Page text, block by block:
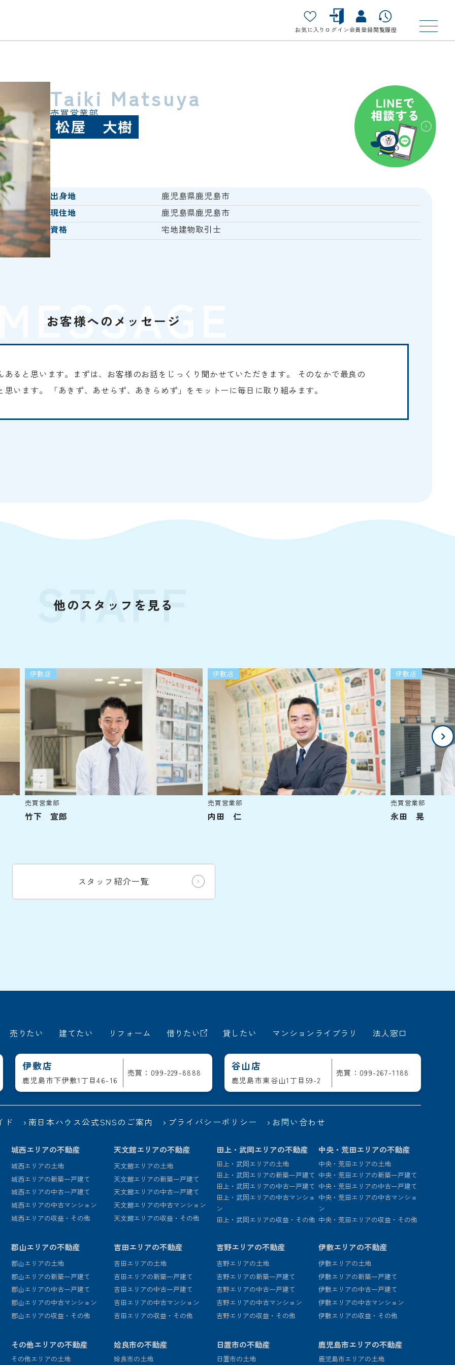
お気に入り ログイン会員登録閲覧履歴
Taiki Matsuya
売買営業部
松屋 大樹
出身地
鹿児島県鹿児島市
現住地
鹿児島県鹿児島市
資格
宅地建物取引士
お客様へのメッセージ
ると思います。まずは、お客様のお話をじっくり聞かせていただきます。 そのなかで最良の
います。 「あきず、あせらず、あきらめず」をモットーに毎日に取り組みます。
STAFF
他のスタッフを見る
伊敷店
売買営業部
竹下 宣郎
伊敷店
売買営業部
内田 仁
伊敷店
売買営業部
永田 晃
スタッフ紹介一覧
売りたい 建てたい リフォーム 借りたい 貸したい マンションライブラリ 法人窓口
伊敷店
鹿児島市下伊敷1丁目46-16
売買：099-229-8888
谷山店
鹿児島市東谷山1丁目59-2
売買：099-267-1188
ド 南日本ハウス公式SNSのご案内 プライバシーポリシー お問い合わせ
城西エリアの不動産
城西エリアの土地
城西エリアの新築一戸建て
城西エリアの中古一戸建て
城西エリアの中古マンション
城西エリアの収益・その他
天文館エリアの不動産
天文館エリアの土地
天文館エリアの新築一戸建て
天文館エリアの中古一戸建て
天文館エリアの中古マンション
天文館エリアの収益・その他
田上・武岡エリアの不動産
田上・武岡エリアの土地
田上・武岡エリアの新築一戸建て
田上・武岡エリアの中古一戸建て
田上・武岡エリアの中古マンショ
ン
田上・武岡エリアの収益・その他
中央・荒田エリアの不動産
中央・荒田エリアの土地
中央・荒田エリアの新築一戸建て
中央・荒田エリアの中古一戸建て
中央・荒田エリアの中古マンショ
ン
中央・荒田エリアの収益・その他
郡山エリアの不動産
郡山エリアの土地
郡山エリアの新築一戸建て
郡山エリアの中古一戸建て
郡山エリアの中古マンション
郡山エリアの収益・その他
吉田エリアの不動産
吉田エリアの土地
吉田エリアの新築一戸建て
吉田エリアの中古一戸建て
吉田エリアの中古マンション
吉田エリアの収益・その他
吉野エリアの不動産
吉野エリアの土地
吉野エリアの新築一戸建て
吉野エリアの中古一戸建て
吉野エリアの中古マンション
吉野エリアの収益・その他
伊敷エリアの不動産
伊敷エリアの土地
伊敷エリアの新築一戸建て
伊敷エリアの中古一戸建て
伊敷エリアの中古マンション
伊敷エリアの収益・その他
その他エリアの不動産
その他エリアの土地
姶良市の不動産
姶良市の土地
日置市の不動産
日置市の土地
鹿児島市エリアの不動産
鹿児島市エリアの土地